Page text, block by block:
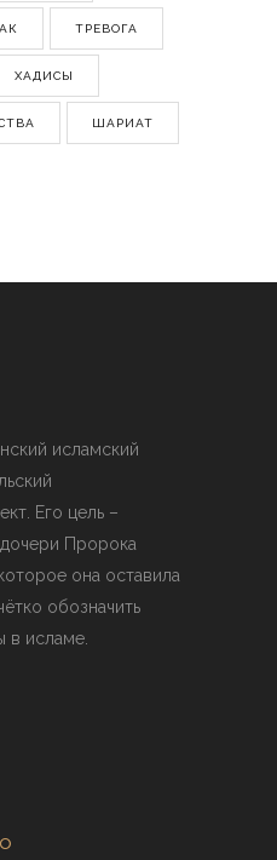
ТРЕВОГА
ХАДИСЫ
ШАРИАТ
исламский
Его цель –
Пророка
она оставила
обозначить
в исламе.